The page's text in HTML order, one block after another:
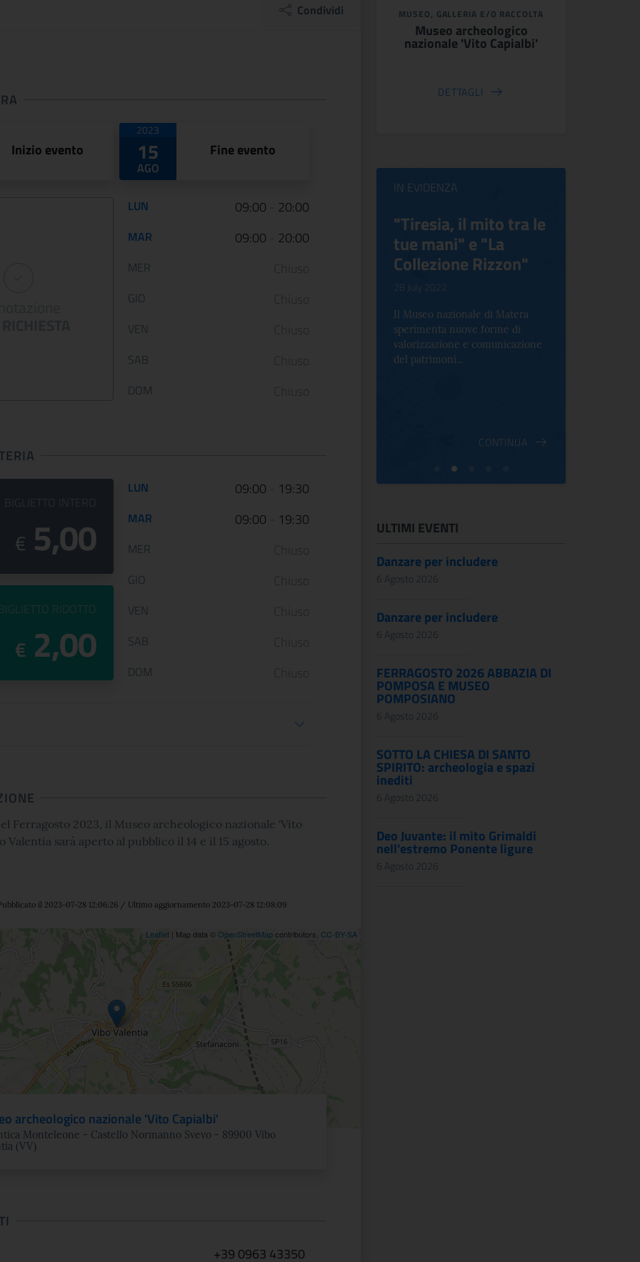
Condividi
Inizio evento
2023
15
AGO
Fine evento
Orario di apertura:
LUN 09:00 20:00
MAR 09:00 20:00
MER
GIO
VEN
SAB
DOM
PREZZO DEL
BIGLIETTO INTERO
€ 5,00
PREZZO DEL
BIGLIETTO RIDOTTO
€ 2,00
Orario di apertura:
LUN 09:00 19:30
MAR 09:00 19:30
MER
GIO
VEN
SAB
DOM
biglietteria
Ferragosto 2023, il Museo archeologico nazionale 'Vito
Valentia sarà aperto al pubblico il 14 e il 15 agosto.
il 2023-07-28 12:06:26 / Ultimo aggiornamento 2023-07-28 12:08:09
Leaflet | Map data © OpenStreetMapcontributors, CC-BY-SA
archeologico nazionale 'Vito Capialbi'
Monteleone - Castello Normanno Svevo - 89900 Vibo
(VV)
+39 0963 43350
MUSEO, GALLERIA E/O RACCOLTA
Museo archeologico
nazionale 'Vito Capialbi'
DETTAGLI
IN EVIDENZA
Capolavori salvati
Le Scuderie del Quirinale
1937-1947. Capolavori salvati dalla
Lippi. Il nuovo
"Tiresia, il mito tra le
tue mani" e "La
Collezione Rizzon"
28 July 2022
Il Museo nazionale di Matera
sperimenta nuove forme di
valorizzazione e comunicazione
del patrimoni...
CONTINUA
ULTIMI EVENTI
Danzare per includere
6 Agosto 2026
Danzare per includere
6 Agosto 2026
FERRAGOSTO 2026 ABBAZIA DI
POMPOSA E MUSEO
POMPOSIANO
6 Agosto 2026
SOTTO LA CHIESA DI SANTO
SPIRITO: archeologia e spazi
inediti
6 Agosto 2026
Deo Juvante: il mito Grimaldi
nell'estremo Ponente ligure
6 Agosto 2026